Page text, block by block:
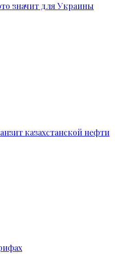
значит для Украины
казахстанской нефти